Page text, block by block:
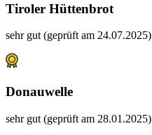
Tiroler Hüttenbrot
sehr gut (geprüft am 24.07.2025)
Donauwelle
sehr gut (geprüft am 28.01.2025)